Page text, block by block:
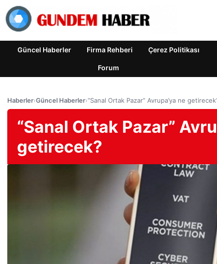
Güncel Haberler Firma Rehberi Çerez Politikası
Forum
Haberler›Güncel Haberler›“Sanal Ortak Pazar” Avrupa’ya ne
“Sanal Ortak Pazar”
getirecek?